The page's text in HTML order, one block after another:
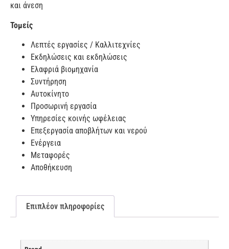
και άνεση
Τομείς
Λεπτές εργασίες / Καλλιτεχνίες
Εκδηλώσεις και εκδηλώσεις
Ελαφριά βιομηχανία
Συντήρηση
Αυτοκίνητο
Προσωρινή εργασία
Υπηρεσίες κοινής ωφέλειας
Επεξεργασία αποβλήτων και νερού
Ενέργεια
Μεταφορές
Αποθήκευση
Επιπλέον πληροφορίες